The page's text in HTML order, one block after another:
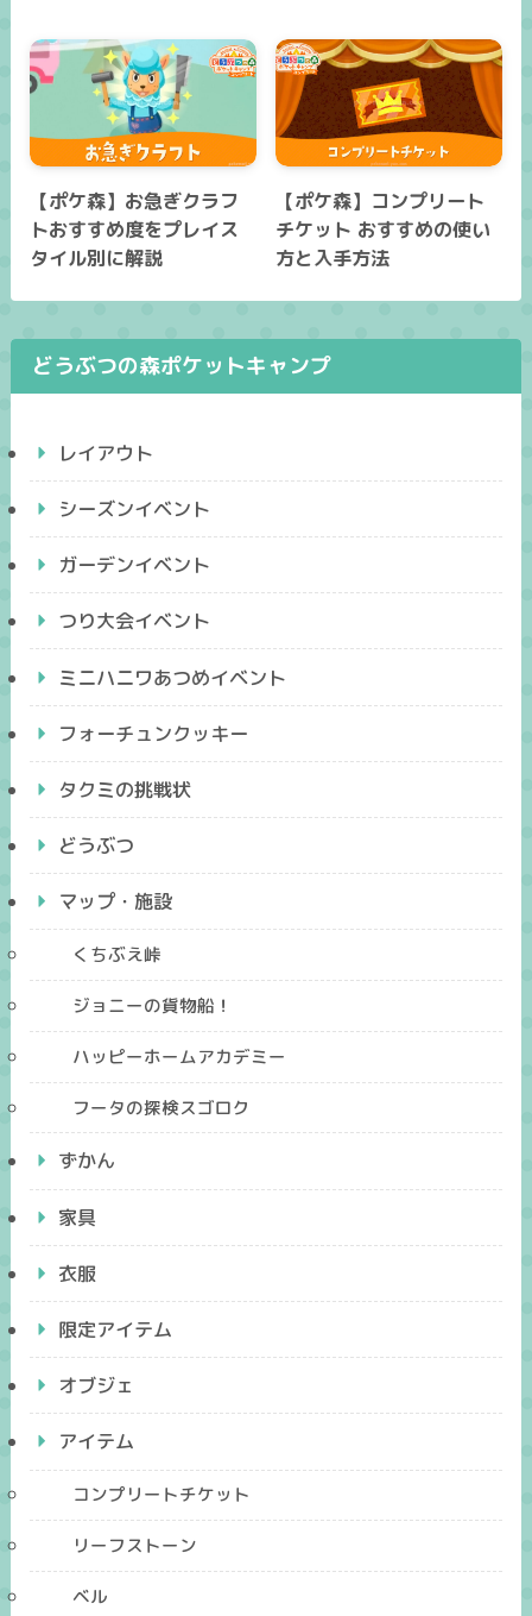
【ポケ森】お急ぎクラフ
トおすすめ度をプレイス
タイル別に解説
【ポケ森】コンプリート
チケット おすすめの使い
方と入手方法
どうぶつの森ポケットキャンプ
レイアウト
シーズンイベント
ガーデンイベント
つり大会イベント
ミニハニワあつめイベント
フォーチュンクッキー
タクミの挑戦状
どうぶつ
マップ・施設
くちぶえ峠
ジョニーの貨物船！
ハッピーホームアカデミー
フータの探検スゴロク
ずかん
家具
衣服
限定アイテム
オブジェ
アイテム
コンプリートチケット
リーフストーン
ベル